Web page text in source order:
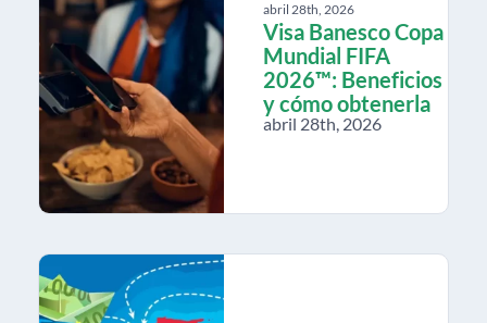
abril 28th, 2026
Visa Banesco Copa
Mundial FIFA
2026™: Beneficios
y cómo obtenerla
abril 28th, 2026